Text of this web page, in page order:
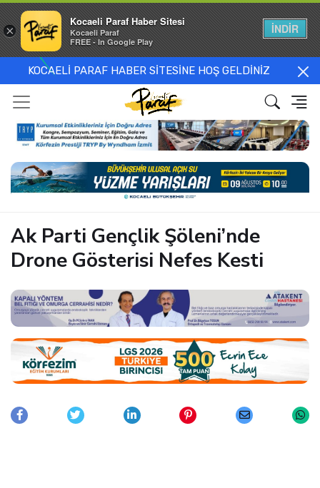
KOCAELİ PARAF HABER SİTESİNE HOŞ GELDİNİZ
Ak Parti Gençlik Şöleni’nde
Drone Gösterisi Nefes Kesti
×
Kocaeli Paraf Haber Sitesi
Kocaeli Paraf
FREE - In Google Play
İNDİR